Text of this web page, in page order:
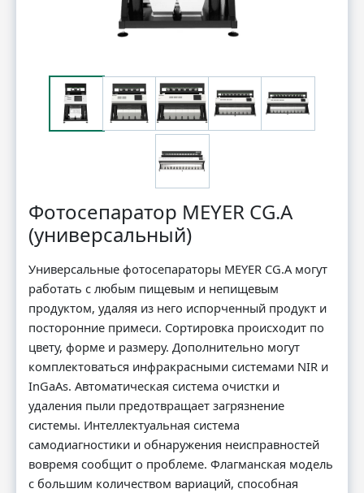
Фотосепаратор MEYER CG.A
(универсальный)
Универсальные фотосепараторы MEYER CG.A могут
работать с любым пищевым и непищевым
продуктом, удаляя из него испорченный продукт и
посторонние примеси. Сортировка происходит по
цвету, форме и размеру. Дополнительно могут
комплектоваться инфракрасными системами NIR и
InGaAs. Автоматическая система очистки и
удаления пыли предотвращает загрязнение
системы. Интеллектуальная система
самодиагностики и обнаружения неисправностей
вовремя сообщит о проблеме. Флагманская модель
с большим количеством вариаций, способная